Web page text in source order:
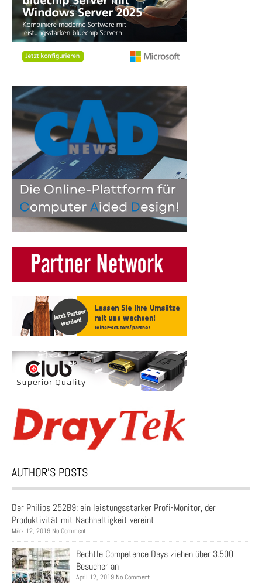
AUTHOR’S POSTS
Der Philips 252B9: ein leistungsstarker Profi-Monitor, der
Produktivität mit Nachhaltigkeit vereint
März 12, 2019 No Comment
Bechtle Competence Days ziehen über 3.500
Besucher an
April 12, 2019 No Comment